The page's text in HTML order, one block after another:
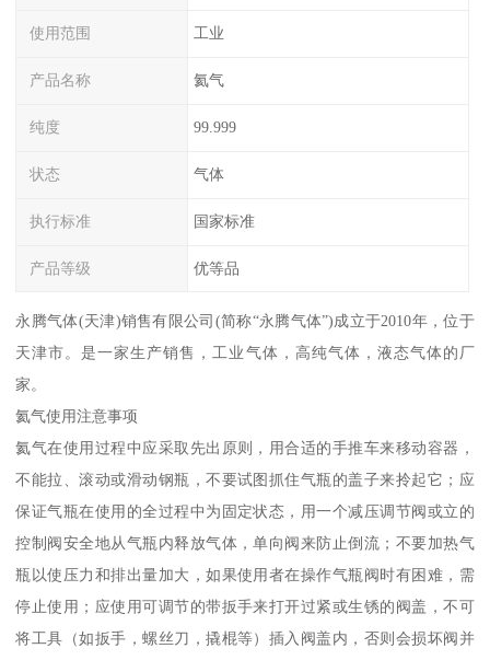
使用范围 工业
产品名称 氦气
纯度 99.999
状态 气体
执行标准 国家标准
产品等级 优等品
永腾气体(天津)销售有限公司(简称“永腾气体”)成立于2010年，位于
天津市。是一家生产销售，工业气体，高纯气体，液态气体的厂
家。
氦气使用注意事项
氦气在使用过程中应采取先出原则，用合适的手推车来移动容器，
不能拉、滚动或滑动钢瓶，不要试图抓住气瓶的盖子来拎起它；应
保证气瓶在使用的全过程中为固定状态，用一个减压调节阀或立的
控制阀安全地从气瓶内释放气体，单向阀来防止倒流；不要加热气
瓶以使压力和排出量加大，如果使用者在操作气瓶阀时有困难，需
停止使用；应使用可调节的带扳手来打开过紧或生锈的阀盖，不可
将工具（如扳手，螺丝刀，撬棍等）插入阀盖内，否则会损坏阀并